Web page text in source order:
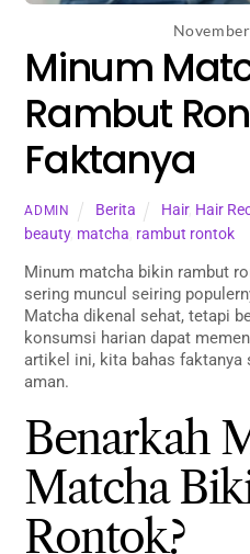
Minum
Rambut
Faktanya
ADMIN Berita Hair, Hair
beauty, matcha rambut rontok
Minum matcha bikin rambut
sering muncul seiring
Matcha dikenal sehat, tetapi
konsumsi harian dapat
artikel ini, kita bahas faktanya
aman.
Benarkah
Matcha
Rontok?